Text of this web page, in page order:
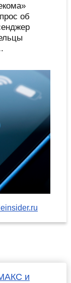
об
и